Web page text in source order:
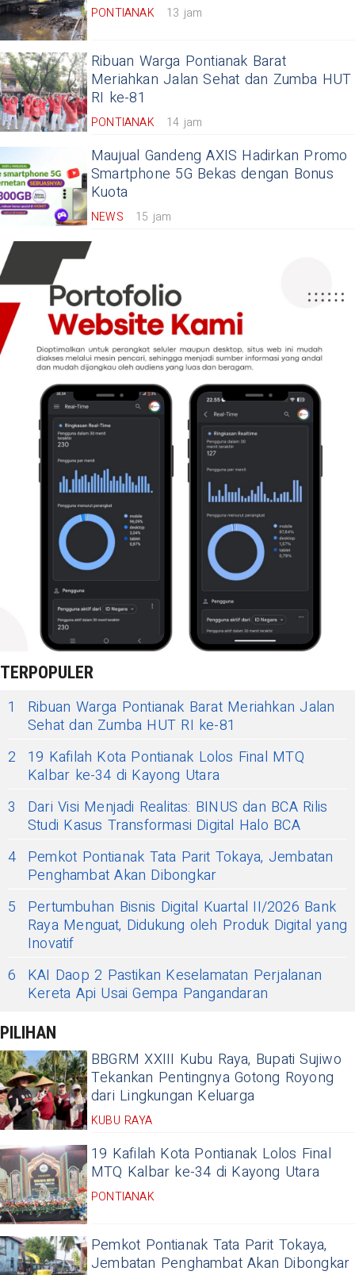
PONTIANAK 13 jam
Ribuan Warga Pontianak Barat
Meriahkan Jalan Sehat dan Zumba HUT
RI ke-81
PONTIANAK 14 jam
Maujual Gandeng AXIS Hadirkan Promo
Smartphone 5G Bekas dengan Bonus
Kuota
NEWS 15 jam
TERPOPULER
1
Ribuan Warga Pontianak Barat Meriahkan Jalan
Sehat dan Zumba HUT RI ke-81
2
19 Kafilah Kota Pontianak Lolos Final MTQ
Kalbar ke-34 di Kayong Utara
3
Dari Visi Menjadi Realitas: BINUS dan BCA Rilis
Studi Kasus Transformasi Digital Halo BCA
4 Pemkot Pontianak Tata Parit Tokaya, Jembatan
Penghambat Akan Dibongkar
5
Pertumbuhan Bisnis Digital Kuartal II/2026 Bank
Raya Menguat, Didukung oleh Produk Digital yang
Inovatif
6
KAI Daop 2 Pastikan Keselamatan Perjalanan
Kereta Api Usai Gempa Pangandaran
PILIHAN
BBGRM XXIII Kubu Raya, Bupati Sujiwo
Tekankan Pentingnya Gotong Royong
dari Lingkungan Keluarga
KUBU RAYA
19 Kafilah Kota Pontianak Lolos Final
MTQ Kalbar ke-34 di Kayong Utara
PONTIANAK
Pemkot Pontianak Tata Parit Tokaya,
Jembatan Penghambat Akan Dibongkar